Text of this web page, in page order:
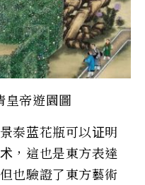
皇帝遊園圖
泰蓝花瓶可以证明
，這也是東方表達
也驗證了東方藝術